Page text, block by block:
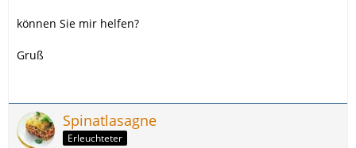
können Sie mir helfen?
Gruß
Spinatlasagne
Erleuchteter